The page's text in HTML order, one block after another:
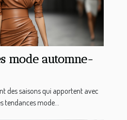
mode automne-
des saisons qui apportent avec
tendances mode...